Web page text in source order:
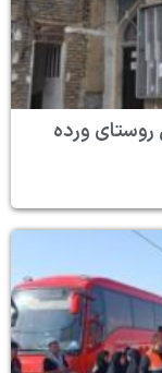
روستای ورده